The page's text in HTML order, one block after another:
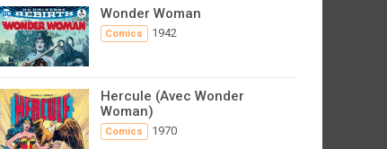
Wonder Woman
Comics 1942
Hercule (Avec Wonder
Woman)
Comics 1970